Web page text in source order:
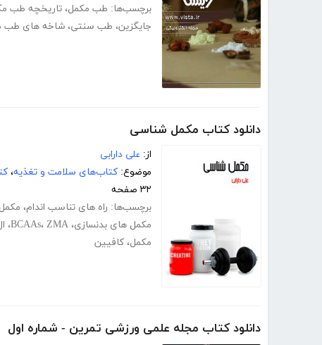
برچسب‌ها: طب مکمل، تاریخچه طب
جایگزین، طب سنتی، شاخه های طب
دانلود کتاب مکمل شناسی
از: علی دارابی
موضوع: کتاب‌های سلامت و تغذیه،
۳۲ صفحه
برچسب‌ها: راه های تناسب اندام،
مکمل های بدنسازی، BCAAs، ZMA ،
مکمل، کافیین
دانلود کتاب مجله علمی ورزشی تمرین - شماره اول